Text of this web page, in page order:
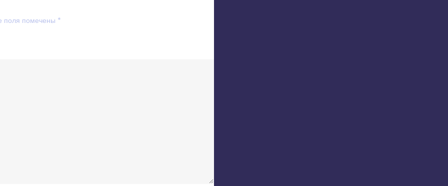
поля помечены *